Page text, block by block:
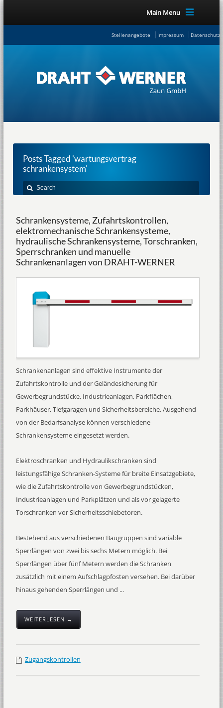
Main Menu
Stellenangebote Impressum
Posts Tagged 'wartungsvertrag
schrankensystem'
Schrankensysteme, Zufahrtskontrollen,
elektromechanische Schrankensysteme,
hydraulische Schrankensysteme, Torschranken,
Sperrschranken und manuelle
Schrankenanlagen von DRAHT-WERNER
Schrankenanlagen sind effektive Instrumente der
Zufahrtskontrolle und der Geländesicherung für
Gewerbegrundstücke, Industrieanlagen, Parkflächen,
Parkhäuser, Tiefgaragen und Sicherheitsbereiche. Ausgehend
von der Bedarfsanalyse können verschiedene
Schrankensysteme eingesetzt werden.
Elektroschranken und Hydraulikschranken sind
leistungsfähige Schranken-Systeme für breite Einsatzgebiete,
wie die Zufahrtskontrolle von Gewerbegrundstücken,
Industrieanlagen und Parkplätzen und als vor gelagerte
Torschranken vor Sicherheitsschiebetoren.
Bestehend aus verschiedenen Baugruppen sind variable
Sperrlängen von zwei bis sechs Metern möglich. Bei
Sperrlängen über fünf Metern werden die Schranken
zusätzlich mit einem Aufschlagpfosten versehen. Bei darüber
hinaus gehenden Sperrlängen und ...
WEITERLESEN →
Zugangskontrollen